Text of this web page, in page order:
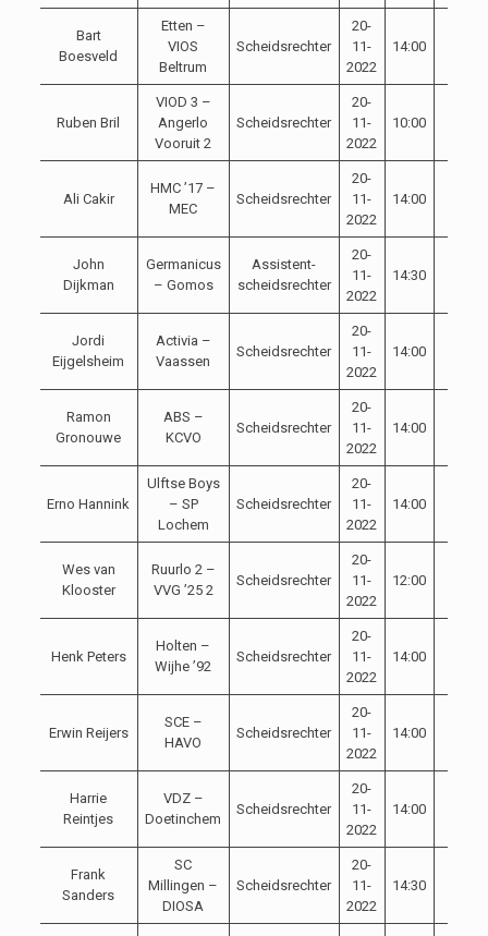
Bart
Boesveld
Etten –
VIOS
Beltrum
Scheidsrechter
20-
11-
2022
14:00
Ruben Bril
VIOD 3 –
Angerlo
Vooruit 2
Scheidsrechter
20-
11-
2022
10:00
Ali Cakir
HMC ’17 –
MEC
Scheidsrechter
20-
11-
2022
14:00
John
Dijkman
Germanicus
– Gomos
Assistent-
scheidsrechter
20-
11-
2022
14:30
Jordi
Eijgelsheim
Activia –
Vaassen
Scheidsrechter
20-
11-
2022
14:00
Ramon
Gronouwe
ABS –
KCVO
Scheidsrechter
20-
11-
2022
14:00
Erno Hannink
Ulftse Boys
– SP
Lochem
Scheidsrechter
20-
11-
2022
14:00
Wes van
Klooster
Ruurlo 2 –
VVG ’25 2
Scheidsrechter
20-
11-
2022
12:00
Henk Peters
Holten –
Wijhe ’92
Scheidsrechter
20-
11-
2022
14:00
Erwin Reijers
SCE –
HAVO
Scheidsrechter
20-
11-
2022
14:00
Harrie
Reintjes
VDZ –
Doetinchem
Scheidsrechter
20-
11-
2022
14:00
Frank
Sanders
SC
Millingen –
DIOSA
Scheidsrechter
20-
11-
2022
14:30